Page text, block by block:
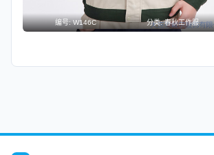
编号:W146C 分类:春秋工作服